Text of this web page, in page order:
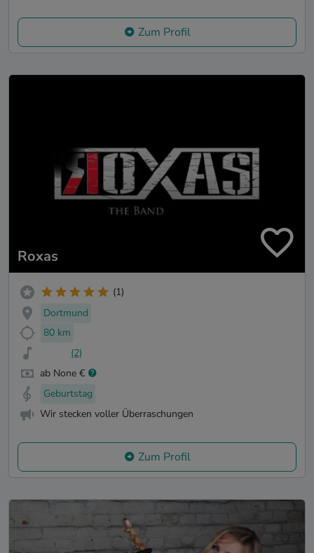
Zum Profil
Roxas
(1)
Dortmund
80 km
(2)
ab None €
Geburtstag
Wir stecken voller Überraschungen
Zum Profil